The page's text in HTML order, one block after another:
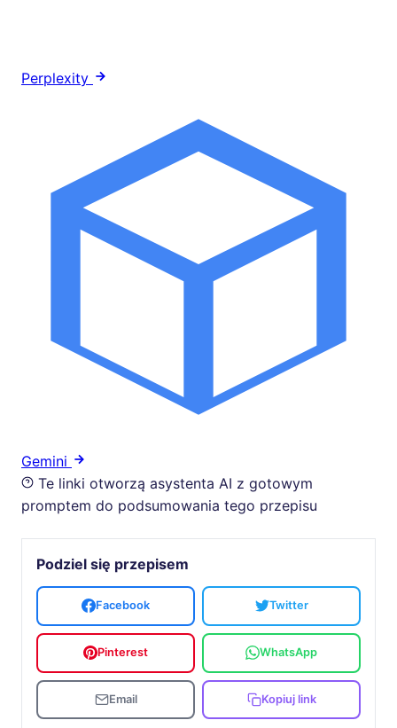
Perplexity
Gemini
Te linki otworzą asystenta AI z gotowym
promptem do podsumowania tego przepisu
Podziel się przepisem
Facebook Twitter
Pinterest WhatsApp
Email Kopiuj link